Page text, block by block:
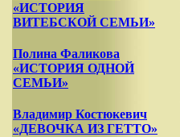
«ИСТОРИЯ
ВИТЕБСКОЙ СЕМЬИ»
Полина Фаликова
«ИСТОРИЯ ОДНОЙ
СЕМЬИ»
Владимир Костюкевич
«ДЕВОЧКА ИЗ ГЕТТО»